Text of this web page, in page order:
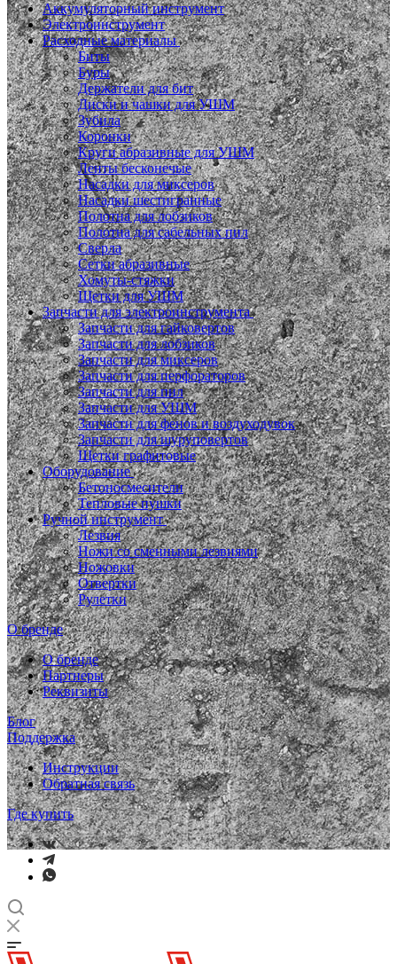
Аккумуляторный инструмент
Электроинструмент
Расходные материалы
Биты
Буры
Держатели для бит
Диски и чашки для УШМ
Зубила
Коронки
Круги абразивные для УШМ
Ленты бесконечые
Насадки для миксеров
Насадки шестигранные
Полотна для лобзиков
Полотна для сабельных пил
Сверла
Сетки абразивные
Хомуты-стяжки
Щетки для УШМ
Запчасти для электроинструмента
Запчасти для гайковертов
Запчасти для лобзиков
Запчасти для миксеров
Запчасти для перфораторов
Запчасти для пил
Запчасти для УШМ
Запчасти для фенов и воздуходувок
Запчасти для шуруповертов
Щетки графитовые
Оборудование
Бетоносмесители
Тепловые пушки
Ручной инструмент
Лезвия
Ножи со сменными лезвиями
Ножовки
Отвертки
Рулетки
О бренде
О бренде
Партнеры
Реквизиты
Блог
Поддержка
Инструкции
Обратная связь
Где купить